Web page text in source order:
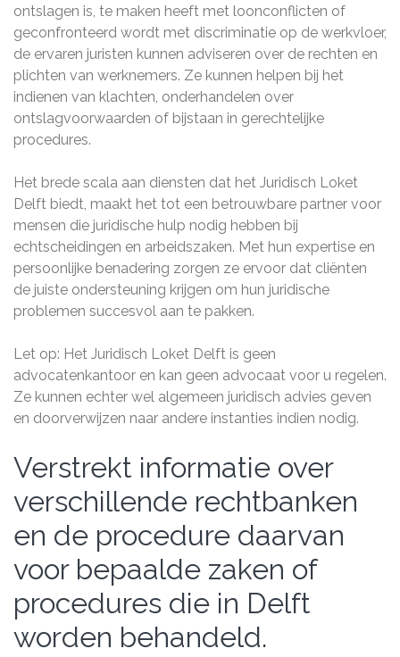
ontslagen is, te maken heeft met loonconflicten of
geconfronteerd wordt met discriminatie op de werkvloer,
de ervaren juristen kunnen adviseren over de rechten en
plichten van werknemers. Ze kunnen helpen bij het
indienen van klachten, onderhandelen over
ontslagvoorwaarden of bijstaan in gerechtelijke
procedures.
Het brede scala aan diensten dat het Juridisch Loket
Delft biedt, maakt het tot een betrouwbare partner voor
mensen die juridische hulp nodig hebben bij
echtscheidingen en arbeidszaken. Met hun expertise en
persoonlijke benadering zorgen ze ervoor dat cliënten
de juiste ondersteuning krijgen om hun juridische
problemen succesvol aan te pakken.
Let op: Het Juridisch Loket Delft is geen
advocatenkantoor en kan geen advocaat voor u regelen.
Ze kunnen echter wel algemeen juridisch advies geven
en doorverwijzen naar andere instanties indien nodig.
Verstrekt informatie over
verschillende rechtbanken
en de procedure daarvan
voor bepaalde zaken of
procedures die in Delft
worden behandeld.